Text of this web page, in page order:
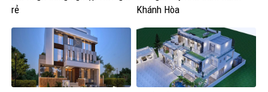
rẻ
Khánh Hòa